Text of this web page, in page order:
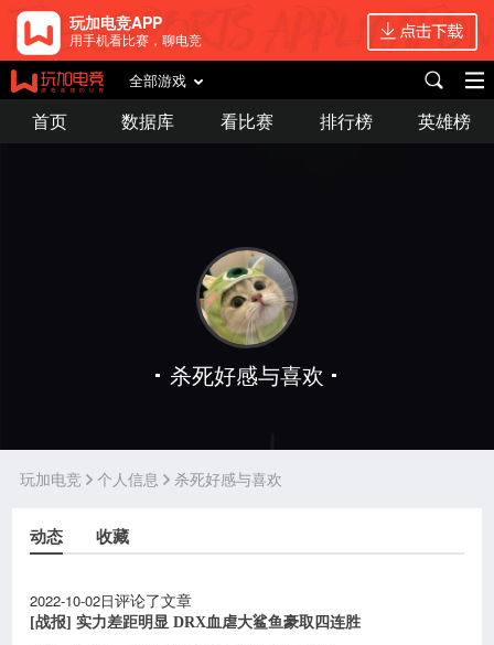
玩加电竞APP
用手机看比赛，聊电竞
全部游戏
首页 数据库 看比赛 排行榜 英雄榜
杀死好感与喜欢
玩加电竞 个人信息 杀死好感与喜欢
动态 收藏
2022-10-02日评论了文章
[战报] 实力差距明显 DRX血虐大鲨鱼豪取四连胜